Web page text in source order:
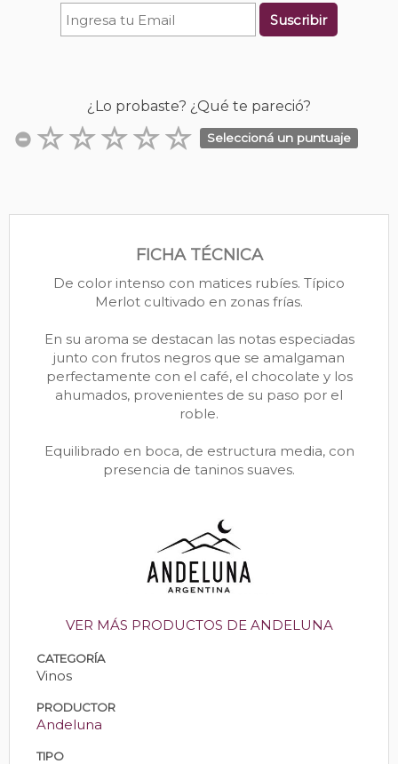
Suscribir
¿Lo probaste? ¿Qué te pareció?
Seleccioná un puntuaje
FICHA TÉCNICA
De color intenso con matices rubíes. Típico
Merlot cultivado en zonas frías.
En su aroma se destacan las notas especiadas
junto con frutos negros que se amalgaman
perfectamente con el café, el chocolate y los
ahumados, provenientes de su paso por el
roble.
Equilibrado en boca, de estructura media, con
presencia de taninos suaves.
VER MÁS PRODUCTOS DE ANDELUNA
CATEGORÍA
Vinos
PRODUCTOR
Andeluna
TIPO